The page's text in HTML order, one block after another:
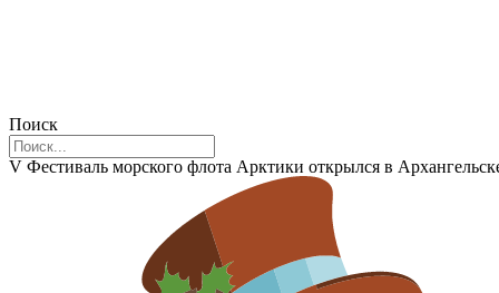
Поиск
V Фестиваль морского флота Арктики открылся в